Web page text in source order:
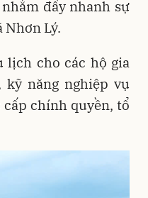
đẩy nhanh sự
Lý.
lịch cho các hộ gia
năng nghiệp vụ
chính quyền, tổ